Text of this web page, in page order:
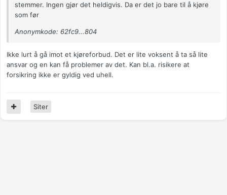
stemmer. Ingen gjør det heldigvis. Da er det jo bare til å kjøre
som før
Anonymkode: 62fc9...804
Ikke lurt å gå imot et kjøreforbud. Det er lite voksent å ta så lite
ansvar og en kan få problemer av det. Kan bl.a. risikere at
forsikring ikke er gyldig ved uhell.
Siter